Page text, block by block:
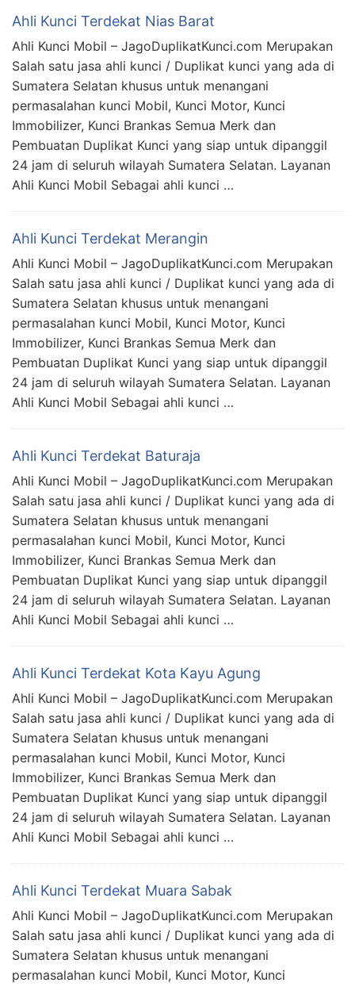
Ahli Kunci Terdekat Nias Barat
Ahli Kunci Mobil – JagoDuplikatKunci.com Merupakan
Salah satu jasa ahli kunci / Duplikat kunci yang ada di
Sumatera Selatan khusus untuk menangani
permasalahan kunci Mobil, Kunci Motor, Kunci
Immobilizer, Kunci Brankas Semua Merk dan
Pembuatan Duplikat Kunci yang siap untuk dipanggil
24 jam di seluruh wilayah Sumatera Selatan. Layanan
Ahli Kunci Mobil Sebagai ahli kunci …
Ahli Kunci Terdekat Merangin
Ahli Kunci Mobil – JagoDuplikatKunci.com Merupakan
Salah satu jasa ahli kunci / Duplikat kunci yang ada di
Sumatera Selatan khusus untuk menangani
permasalahan kunci Mobil, Kunci Motor, Kunci
Immobilizer, Kunci Brankas Semua Merk dan
Pembuatan Duplikat Kunci yang siap untuk dipanggil
24 jam di seluruh wilayah Sumatera Selatan. Layanan
Ahli Kunci Mobil Sebagai ahli kunci …
Ahli Kunci Terdekat Baturaja
Ahli Kunci Mobil – JagoDuplikatKunci.com Merupakan
Salah satu jasa ahli kunci / Duplikat kunci yang ada di
Sumatera Selatan khusus untuk menangani
permasalahan kunci Mobil, Kunci Motor, Kunci
Immobilizer, Kunci Brankas Semua Merk dan
Pembuatan Duplikat Kunci yang siap untuk dipanggil
24 jam di seluruh wilayah Sumatera Selatan. Layanan
Ahli Kunci Mobil Sebagai ahli kunci …
Ahli Kunci Terdekat Kota Kayu Agung
Ahli Kunci Mobil – JagoDuplikatKunci.com Merupakan
Salah satu jasa ahli kunci / Duplikat kunci yang ada di
Sumatera Selatan khusus untuk menangani
permasalahan kunci Mobil, Kunci Motor, Kunci
Immobilizer, Kunci Brankas Semua Merk dan
Pembuatan Duplikat Kunci yang siap untuk dipanggil
24 jam di seluruh wilayah Sumatera Selatan. Layanan
Ahli Kunci Mobil Sebagai ahli kunci …
Ahli Kunci Terdekat Muara Sabak
Ahli Kunci Mobil – JagoDuplikatKunci.com Merupakan
Salah satu jasa ahli kunci / Duplikat kunci yang ada di
Sumatera Selatan khusus untuk menangani
permasalahan kunci Mobil, Kunci Motor, Kunci